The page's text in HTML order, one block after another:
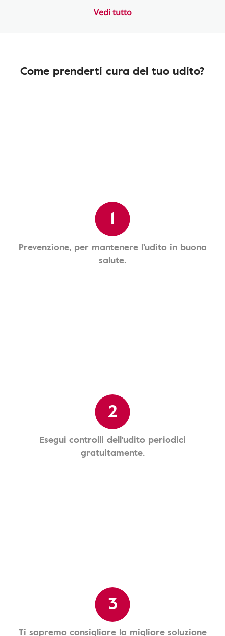
Vedi tutto
Come prenderti cura del tuo udito?
1
Prevenzione, per mantenere l'udito in buona
salute.
2
Esegui controlli dell'udito periodici
gratuitamente.
3
Ti sapremo consigliare la migliore soluzione